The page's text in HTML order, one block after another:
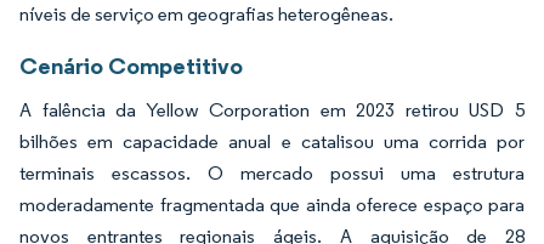
níveis de serviço em geografias heterogêneas.
Cenário Competitivo
A falência da Yellow Corporation em 2023 retirou USD 5
bilhões em capacidade anual e catalisou uma corrida por
terminais escassos. O mercado possui uma estrutura
moderadamente fragmentada que ainda oferece espaço para
novos entrantes regionais ágeis. A aquisição de 28